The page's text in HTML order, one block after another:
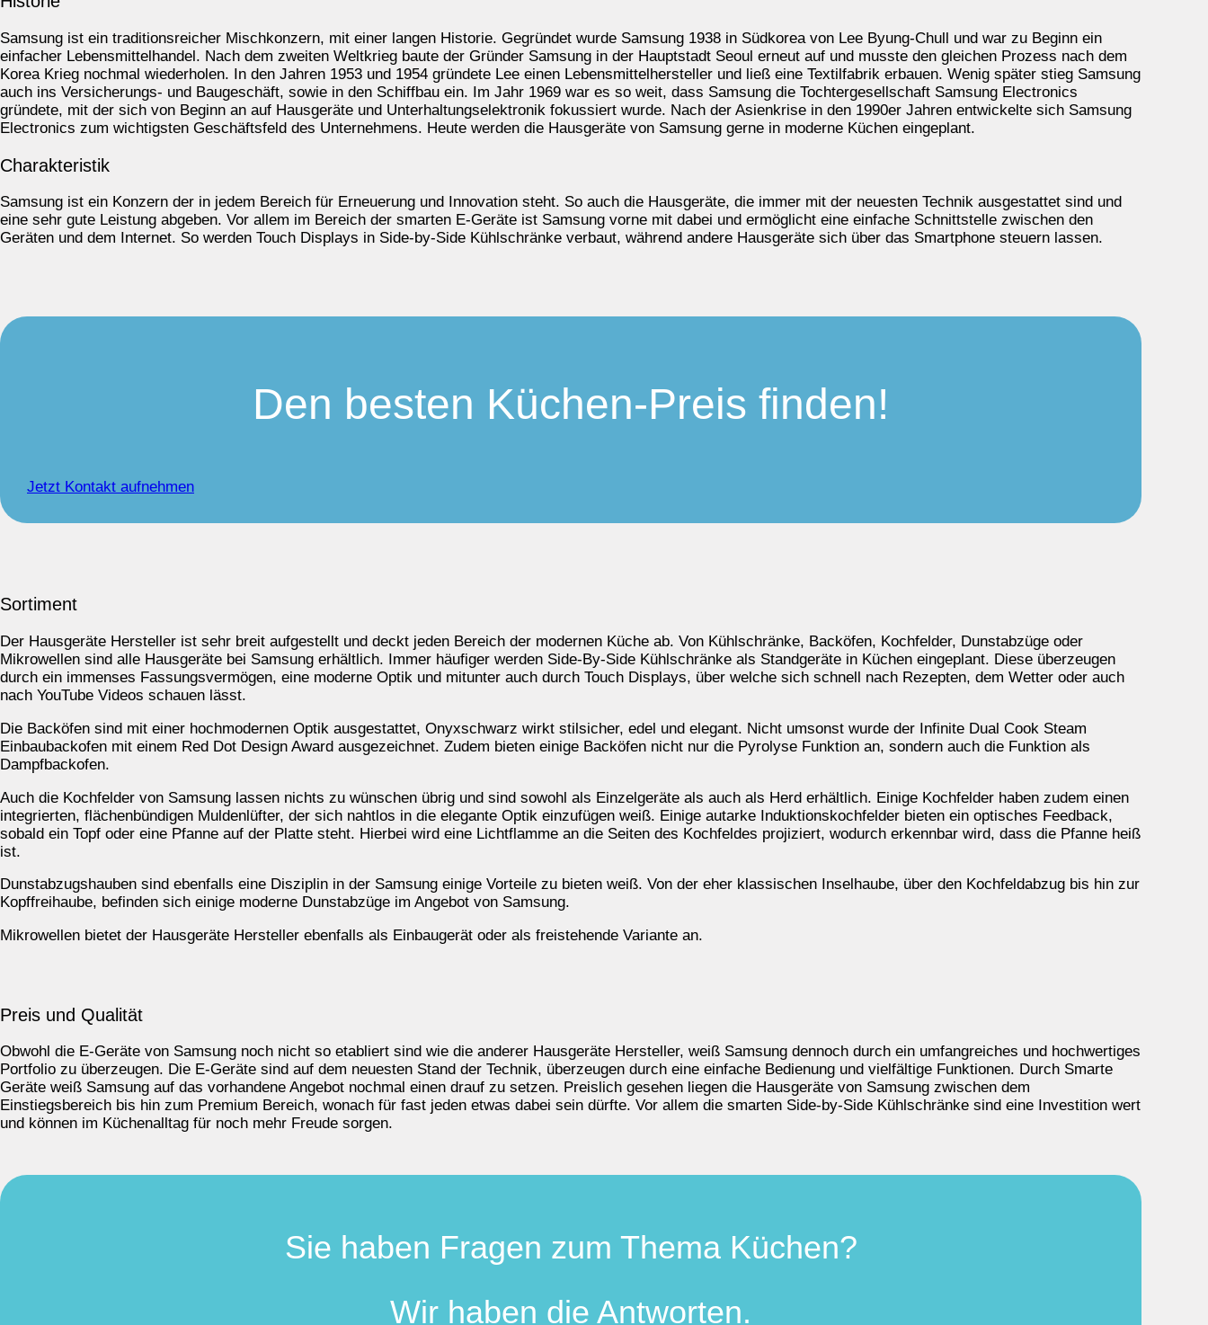
Samsung ist ein traditionsreicher Mischkonzern, mit einer langen Historie. Gegründet wurde Samsung 1938 in Südkorea von Lee Byung-Chull und war zu Beginn ein
einfacher Lebensmittelhandel. Nach dem zweiten Weltkrieg baute der Gründer Samsung in der Hauptstadt Seoul erneut auf und musste den gleichen Prozess nach dem
Korea Krieg nochmal wiederholen. In den Jahren 1953 und 1954 gründete Lee einen Lebensmittelhersteller und ließ eine Textilfabrik erbauen. Wenig später stieg Samsung
auch ins Versicherungs- und Baugeschäft, sowie in den Schiffbau ein. Im Jahr 1969 war es so weit, dass Samsung die Tochtergesellschaft Samsung Electronics
gründete, mit der sich von Beginn an auf Hausgeräte und Unterhaltungselektronik fokussiert wurde. Nach der Asienkrise in den 1990er Jahren entwickelte sich Samsung
Electronics zum wichtigsten Geschäftsfeld des Unternehmens. Heute werden die Hausgeräte von Samsung gerne in moderne Küchen eingeplant.
Charakteristik
Samsung ist ein Konzern der in jedem Bereich für Erneuerung und Innovation steht. So auch die Hausgeräte, die immer mit der neuesten Technik ausgestattet sind und
eine sehr gute Leistung abgeben. Vor allem im Bereich der smarten E-Geräte ist Samsung vorne mit dabei und ermöglicht eine einfache Schnittstelle zwischen den
Geräten und dem Internet. So werden Touch Displays in Side-by-Side Kühlschränke verbaut, während andere Hausgeräte sich über das Smartphone steuern lassen.
Den besten Küchen-Preis finden!
Jetzt Kontakt aufnehmen
Sortiment
Der Hausgeräte Hersteller ist sehr breit aufgestellt und deckt jeden Bereich der modernen Küche ab. Von Kühlschränke, Backöfen, Kochfelder, Dunstabzüge oder
Mikrowellen sind alle Hausgeräte bei Samsung erhältlich. Immer häufiger werden Side-By-Side Kühlschränke als Standgeräte in Küchen eingeplant. Diese überzeugen
durch ein immenses Fassungsvermögen, eine moderne Optik und mitunter auch durch Touch Displays, über welche sich schnell nach Rezepten, dem Wetter oder auch
nach YouTube Videos schauen lässt.
Die Backöfen sind mit einer hochmodernen Optik ausgestattet, Onyxschwarz wirkt stilsicher, edel und elegant. Nicht umsonst wurde der Infinite Dual Cook Steam
Einbaubackofen mit einem Red Dot Design Award ausgezeichnet. Zudem bieten einige Backöfen nicht nur die Pyrolyse Funktion an, sondern auch die Funktion als
Dampfbackofen.
Auch die Kochfelder von Samsung lassen nichts zu wünschen übrig und sind sowohl als Einzelgeräte als auch als Herd erhältlich. Einige Kochfelder haben zudem einen
integrierten, flächenbündigen Muldenlüfter, der sich nahtlos in die elegante Optik einzufügen weiß. Einige autarke Induktionskochfelder bieten ein optisches Feedback,
sobald ein Topf oder eine Pfanne auf der Platte steht. Hierbei wird eine Lichtflamme an die Seiten des Kochfeldes projiziert, wodurch erkennbar wird, dass die Pfanne heiß
ist.
Dunstabzugshauben sind ebenfalls eine Disziplin in der Samsung einige Vorteile zu bieten weiß. Von der eher klassischen Inselhaube, über den Kochfeldabzug bis hin zur
Kopffreihaube, befinden sich einige moderne Dunstabzüge im Angebot von Samsung.
Mikrowellen bietet der Hausgeräte Hersteller ebenfalls als Einbaugerät oder als freistehende Variante an.
Preis und Qualität
Obwohl die E-Geräte von Samsung noch nicht so etabliert sind wie die anderer Hausgeräte Hersteller, weiß Samsung dennoch durch ein umfangreiches und hochwertiges
Portfolio zu überzeugen. Die E-Geräte sind auf dem neuesten Stand der Technik, überzeugen durch eine einfache Bedienung und vielfältige Funktionen. Durch Smarte
Geräte weiß Samsung auf das vorhandene Angebot nochmal einen drauf zu setzen. Preislich gesehen liegen die Hausgeräte von Samsung zwischen dem
Einstiegsbereich bis hin zum Premium Bereich, wonach für fast jeden etwas dabei sein dürfte. Vor allem die smarten Side-by-Side Kühlschränke sind eine Investition wert
und können im Küchenalltag für noch mehr Freude sorgen.
Sie haben Fragen zum Thema Küchen?
Wir haben die Antworten.